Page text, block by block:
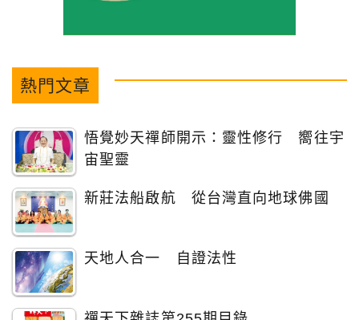
熱門文章
悟覺妙天禪師開示：靈性修行 嚮往宇
宙聖靈
新莊法船啟航 從台灣直向地球佛國
天地人合一 自證法性